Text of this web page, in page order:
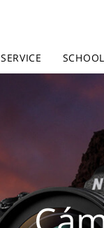
SERVICE SCHOOL